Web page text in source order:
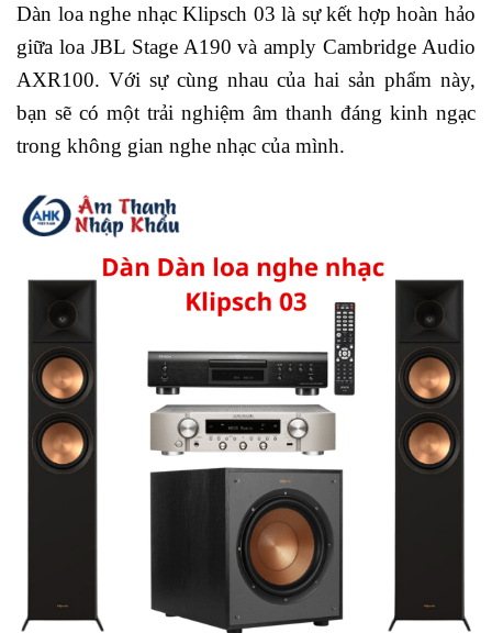
Dàn loa nghe nhạc Klipsch 03 là sự kết hợp hoàn hảo
giữa loa JBL Stage A190 và amply Cambridge Audio
AXR100. Với sự cùng nhau của hai sản phẩm này,
bạn sẽ có một trải nghiệm âm thanh đáng kinh ngạc
trong không gian nghe nhạc của mình.